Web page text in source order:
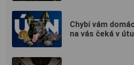
Chybí vám
na vás čeká v